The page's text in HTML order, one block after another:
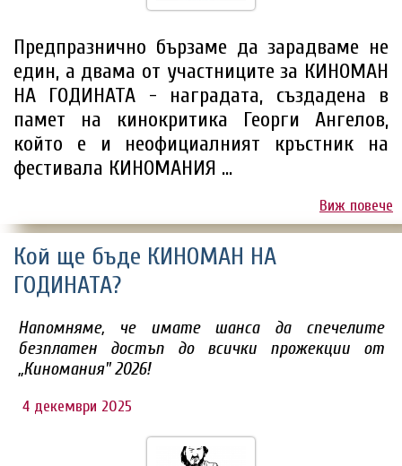
Предпразнично бързаме да зарадваме не
един, а двама от участниците за КИНОМАН
НА ГОДИНАТА - наградата, създадена в
памет на кинокритика Георги Ангелов,
който е и неофициалният кръстник на
фестивала КИНОМАНИЯ ...
Виж повече
Кой ще бъде КИНОМАН НА
ГОДИНАТА?
Напомняме, че имате шанса да спечелите
безплатен достъп до всички прожекции от
„Киномания" 2026!
4 декември 2025